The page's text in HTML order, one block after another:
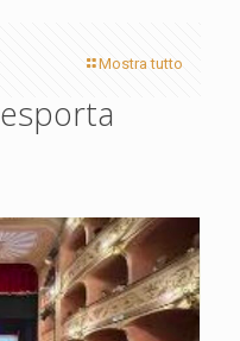
Mostra tutto
esporta